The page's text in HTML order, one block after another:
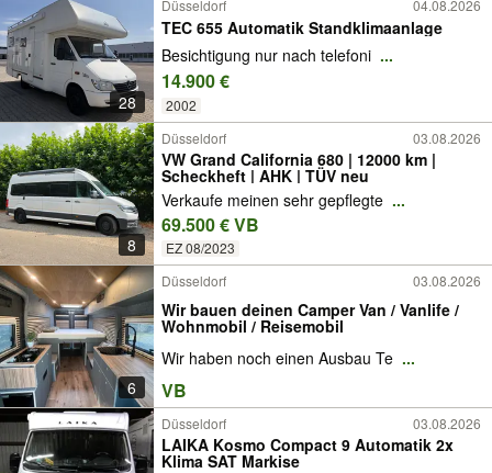
28
Düsseldorf 04.08.2026
TEC 655 Automatik Standklimaanlage
Besichtigung nur nach telefoni ...
14.900 €
2002
8
Düsseldorf 03.08.2026
VW Grand California 680 | 12000 km |
Scheckheft | AHK | TÜV neu
Verkaufe meinen sehr gepflegte ...
69.500 € VB
EZ 08/2023
6
Düsseldorf 03.08.2026
Wir bauen deinen Camper Van / Vanlife /
Wohnmobil / Reisemobil
Wir haben noch einen Ausbau Te ...
VB
Düsseldorf 03.08.2026
LAIKA Kosmo Compact 9 Automatik 2x
Klima SAT Markise